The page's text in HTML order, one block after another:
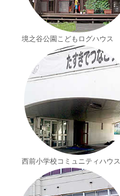
境之谷公園こどもログハウス
西前小学校コミュニティハウス